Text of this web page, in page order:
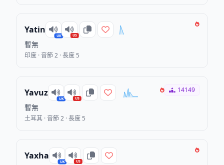
Yatin
UK US
暫無
印度 · 音節 2 · 長度 5
Yavuz
UK US
暫無
土耳其 · 音節 2 · 長度 5
14149
Yaxha
UK US